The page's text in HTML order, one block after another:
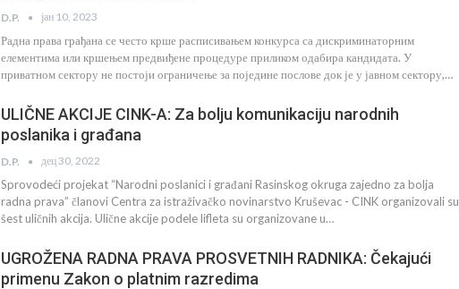
D.P. јан 10, 2023
Радна права грађана се често крше расписивањем конкурса са дискриминаторним
елементима или кршењем предвиђене процедуре приликом одабира кандидата. У
приватном сектору не постоји ограничење за поједине послове док је у јавном сектору,…
ULIČNE AKCIJE CINK-A: Za bolju komunikaciju narodnih
poslanika i građana
D.P. дец 30, 2022
Sprovodeći projekat “Narodni poslanici i građani Rasinskog okruga zajedno za bolja
radna prava” članovi Centra za istraživačko novinarstvo Kruševac - CINK organizovali su
šest uličnih akcija. Ulične akcije podele lifleta su organizovane u…
UGROŽENA RADNA PRAVA PROSVETNIH RADNIKA: Čekajući
primenu Zakon o platnim razredima